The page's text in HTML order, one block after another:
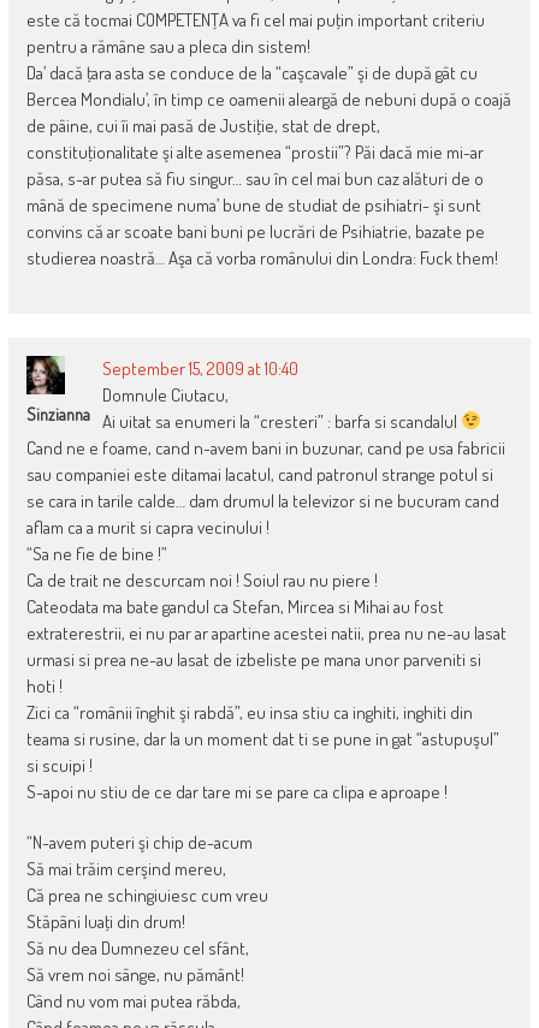
este că tocmai COMPETENŢA va fi cel mai puţin important criteriu
pentru a rămâne sau a pleca din sistem!
Da’ dacă ţara asta se conduce de la “caşcavale” şi de după gât cu
Bercea Mondialu’, în timp ce oamenii aleargă de nebuni după o coajă
de pâine, cui îi mai pasă de Justiţie, stat de drept,
constituţionalitate şi alte asemenea “prostii”? Păi dacă mie mi-ar
păsa, s-ar putea să fiu singur… sau în cel mai bun caz alături de o
mână de specimene numa’ bune de studiat de psihiatri- şi sunt
convins că ar scoate bani buni pe lucrări de Psihiatrie, bazate pe
studierea noastră… Aşa că vorba românului din Londra: Fuck them!
Sinzianna
September 15, 2009 at 10:40
Domnule Ciutacu,
Ai uitat sa enumeri la “cresteri” : barfa si scandalul
Cand ne e foame, cand n-avem bani in buzunar, cand pe usa fabricii
sau companiei este ditamai lacatul, cand patronul strange potul si
se cara in tarile calde… dam drumul la televizor si ne bucuram cand
aflam ca a murit si capra vecinului !
“Sa ne fie de bine !”
Ca de trait ne descurcam noi ! Soiul rau nu piere !
Cateodata ma bate gandul ca Stefan, Mircea si Mihai au fost
extraterestrii, ei nu par ar apartine acestei natii, prea nu ne-au lasat
urmasi si prea ne-au lasat de izbeliste pe mana unor parveniti si
hoti !
Zici ca “românii înghit şi rabdă”, eu insa stiu ca inghiti, inghiti din
teama si rusine, dar la un moment dat ti se pune in gat “astupuşul”
si scuipi !
S-apoi nu stiu de ce dar tare mi se pare ca clipa e aproape !
“N-avem puteri şi chip de-acum
Să mai trăim cerşind mereu,
Că prea ne schingiuiesc cum vreu
Stăpâni luaţi din drum!
Să nu dea Dumnezeu cel sfânt,
Să vrem noi sânge, nu pământ!
Când nu vom mai putea răbda,